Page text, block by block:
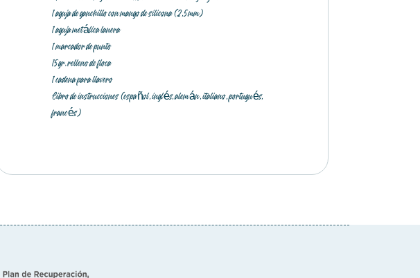
1 aguja de ganchillo con mango de silicona (2,5 mm)
1 aguja metálica lanera
1 marcador de punto
15 gr. relleno de floca
1 cadena para llavero
Libro de instrucciones (español, inglés, alemán, italiano, portugués,
francés)